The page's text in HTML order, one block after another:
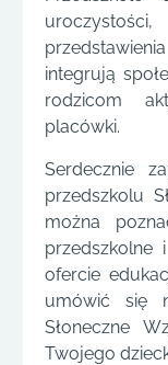
integrują
rodzicom
placówki.
Serdecznie
przedszkolu
można
przedszkolne
ofercie
umówić się
Słoneczne
Twojego